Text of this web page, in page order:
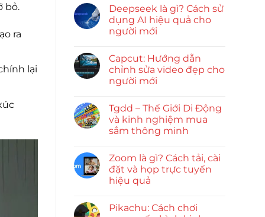
bỏ.
ra
lại
Deepseek là gì? Cách sử
dụng AI hiệu quả cho
người mới
Capcut: Hướng dẫn
chỉnh sửa video đẹp cho
người mới
Tgdd – Thế Giới Di Động
và kinh nghiệm mua
sắm thông minh
Zoom là gì? Cách tải, cài
đặt và họp trực tuyến
hiệu quả
Pikachu: Cách chơi